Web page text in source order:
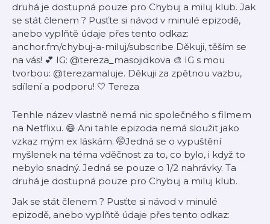
druhá je dostupná pouze pro Chybuj a miluj klub. Jak
se stát členem ? Pusťte si návod v minulé epizodě,
anebo vyplňtě údaje přes tento odkaz:
anchor.fm/chybuj-a-miluj/subscribe Děkuji, těším se
na vás! 💕 IG: @tereza_masojidkova 🎨 IG s mou
tvorbou: @terezamaluje. Děkuji za zpětnou vazbu,
sdílení a podporu! 🤍 Tereza
Tenhle název vlastně nemá nic společného s filmem
na Netflixu. 😄 Ani tahle epizoda nemá sloužit jako
vzkaz mým ex láskám. 🤭Jedná se o vypuštění
myšlenek na téma vděčnost za to, co bylo, i když to
nebylo snadný. Jedná se pouze o 1/2 nahrávky. Ta
druhá je dostupná pouze pro Chybuj a miluj klub.
Jak se stát členem ? Pusťte si návod v minulé
epizodě, anebo vyplňtě údaje přes tento odkaz: